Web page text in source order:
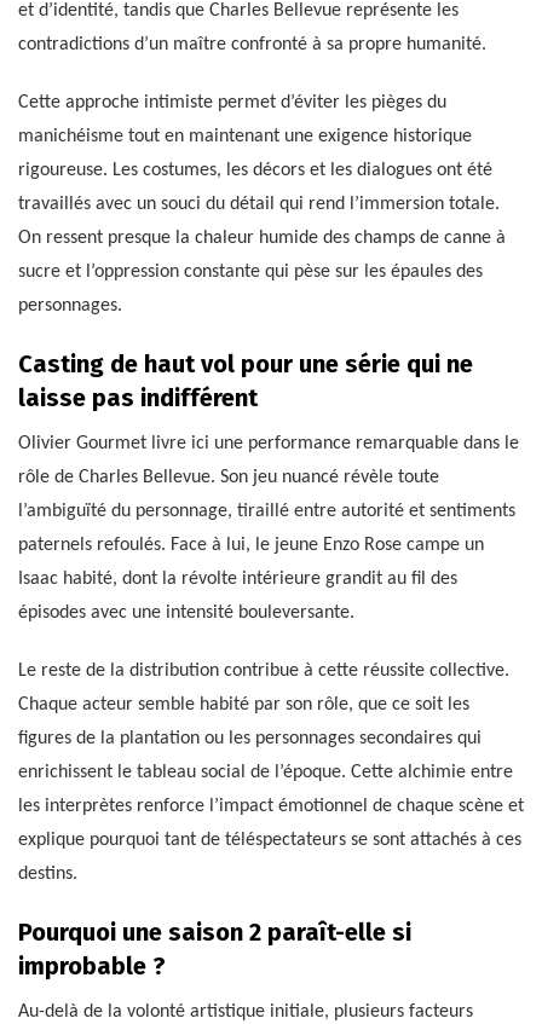
et d’identité, tandis que Charles Bellevue représente les
contradictions d’un maître confronté à sa propre humanité.
Cette approche intimiste permet d’éviter les pièges du
manichéisme tout en maintenant une exigence historique
rigoureuse. Les costumes, les décors et les dialogues ont été
travaillés avec un souci du détail qui rend l’immersion totale.
On ressent presque la chaleur humide des champs de canne à
sucre et l’oppression constante qui pèse sur les épaules des
personnages.
Casting de haut vol pour une série qui ne
laisse pas indifférent
Olivier Gourmet livre ici une performance remarquable dans le
rôle de Charles Bellevue. Son jeu nuancé révèle toute
l’ambiguïté du personnage, tiraillé entre autorité et sentiments
paternels refoulés. Face à lui, le jeune Enzo Rose campe un
Isaac habité, dont la révolte intérieure grandit au fil des
épisodes avec une intensité bouleversante.
Le reste de la distribution contribue à cette réussite collective.
Chaque acteur semble habité par son rôle, que ce soit les
figures de la plantation ou les personnages secondaires qui
enrichissent le tableau social de l’époque. Cette alchimie entre
les interprètes renforce l’impact émotionnel de chaque scène et
explique pourquoi tant de téléspectateurs se sont attachés à ces
destins.
Pourquoi une saison 2 paraît-elle si
improbable ?
Au-delà de la volonté artistique initiale, plusieurs facteurs